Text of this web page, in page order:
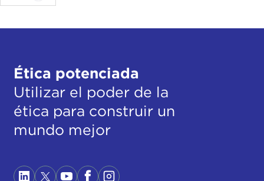
Ética potenciada
Utilizar el poder de la
ética para construir un
mundo mejor